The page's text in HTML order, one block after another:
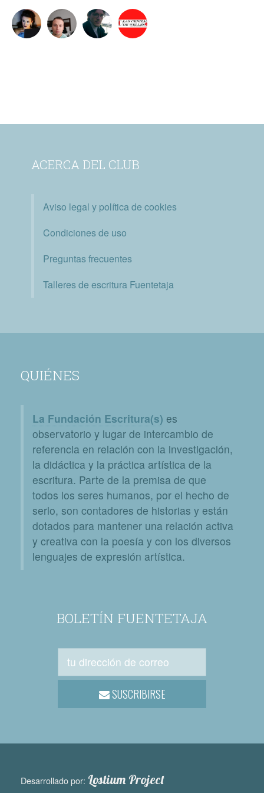
ACERCA DEL CLUB
Aviso legal y política de cookies
Condiciones de uso
Preguntas frecuentes
Talleres de escritura Fuentetaja
QUIÉNES
La Fundación Escritura(s) es
observatorio y lugar de intercambio de
referencia en relación con la investigación,
la didáctica y la práctica artística de la
escritura. Parte de la premisa de que
todos los seres humanos, por el hecho de
serlo, son contadores de historias y están
dotados para mantener una relación activa
y creativa con la poesía y con los diversos
lenguajes de expresión artística.
BOLETÍN FUENTETAJA
SUSCRIBIRSE
Desarrollado por: Lostium Project